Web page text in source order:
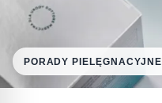
PORADY PIELĘGNACYJNE